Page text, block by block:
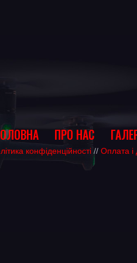
ПРО НАС
конфіденційності // Оплата і